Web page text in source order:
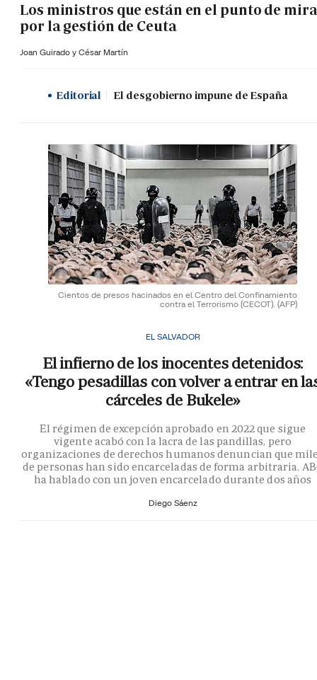
Los ministros que están en el punto de mira
por la gestión de Ceuta
Joan Guirado y César Martín
Editorial El desgobierno impune de España
Cientos de presos hacinados en el Centro del Confinamiento
contra el Terrorismo (CECOT). (AFP)
EL SALVADOR
El infierno de los inocentes detenidos:
«Tengo pesadillas con volver a entrar en
cárceles de Bukele»
El régimen de excepción aprobado en 2022 que sigue
vigente acabó con la lacra de las pandillas, pero
organizaciones de derechos humanos denuncian que
de personas han sido encarceladas de forma arbitraria.
ha hablado con un joven encarcelado durante dos años
Diego Sáenz